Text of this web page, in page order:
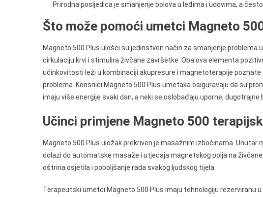
Prirodna posljedica je smanjenje bolova u leđima i udovima, a
Što može pomoći umetci Magneto
Magneto 500 Plus ulošci su jedinstven način za smanjenje problema
cirkulaciju krvi i stimulira živčane završetke. Oba ova elementa
učinkovitosti leži u kombinaciji akupresure i magnetoterapije
problema. Korisnici Magneto 500 Plus umetaka osiguravaju da su
imaju više energije svaki dan, a neki se oslobađaju uporne, dugotrajne
Učinci primjene Magneto 500
Magneto 500 Plus uložak prekriven je masažnim izbočinama. Unutar
dolazi do automatske masaže i utjecaja magnetskog polja na
oštrina osjetila i poboljšanje rada svakog ljudskog tijela.
Terapeutski umetci Magneto 500 Plus imaju tehnologiju rezerviranu